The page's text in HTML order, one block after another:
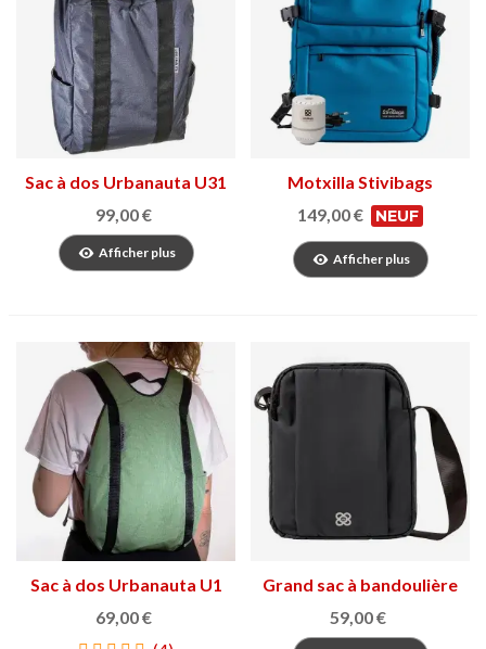
Sac à dos Urbanauta U31
99,00 €
Afficher plus
Motxilla Stivibags
Airmax II
149,00 € NEUF
Afficher plus
Sac à dos Urbanauta U1
MINI
69,00 €
Grand sac à bandoulière
Reporter
59,00 €